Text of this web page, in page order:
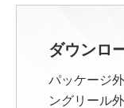
ダウンロ
パッケージ
ングリール